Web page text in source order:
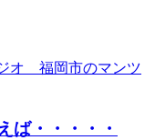
ば・・・・・